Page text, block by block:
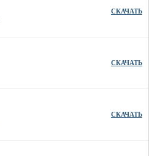
СКАЧАТЬ
СКАЧАТЬ
СКАЧАТЬ